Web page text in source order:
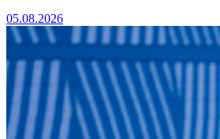
05.08.2026